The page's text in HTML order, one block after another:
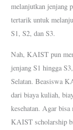
melanjutkan jenjang
tertarik untuk
S1, S2, dan S3.
Nah, KAIST pun
jenjang S1 hingga
Selatan. Beasiswa
dari biaya kuliah,
kesehatan. Agar
KAIST scholarship